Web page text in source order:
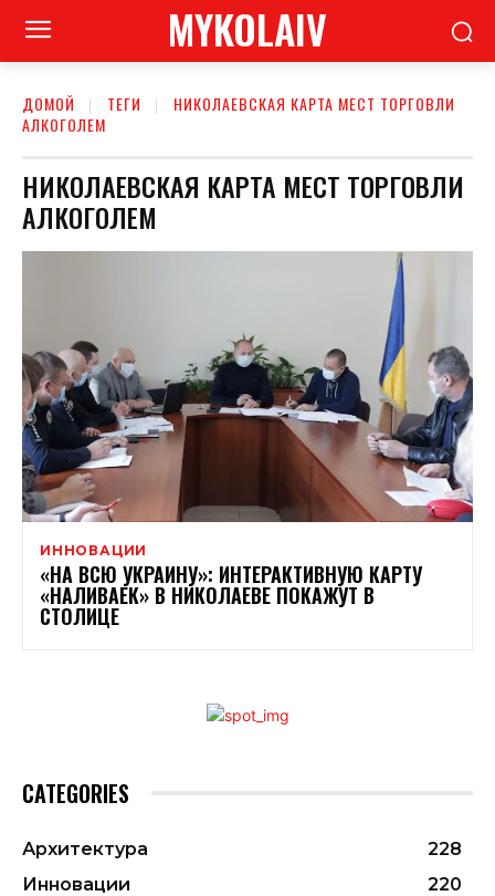
MYKOLAIV
ДОМОЙ ТЕГИ
НИКОЛАЕВСКАЯ КАРТА МЕСТ ТОРГОВЛИ
АЛКОГОЛЕМ
НИКОЛАЕВСКАЯ КАРТА МЕСТ ТОРГОВЛИ
АЛКОГОЛЕМ
ИННОВАЦИИ
«НА ВСЮ УКРАИНУ»: ИНТЕРАКТИВНУЮ КАРТУ
«НАЛИВАЕК» В НИКОЛАЕВЕ ПОКАЖУТ В
СТОЛИЦЕ
CATEGORIES
Архитектура
228
Инновации
220